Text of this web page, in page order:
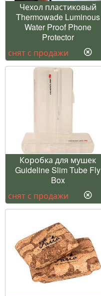
Чехол пластиковый
Thermowade Luminous
Water Proof Phone
Protector
снят с продажи
Коробка для мушек
Guideline Slim Tube Fly
Box
снят с продажи